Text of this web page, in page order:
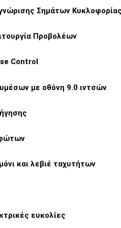
Σημάτων
Προβολέων
Control
με οθόνη 9.0 ιντσών
και λεβιέ ταχυτήτων
ευκολίες